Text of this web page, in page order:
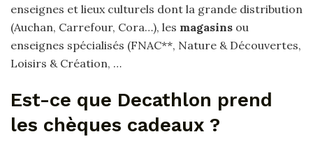
enseignes et lieux culturels dont la grande distribution
(Auchan, Carrefour, Cora…), les magasins ou
enseignes spécialisés (FNAC**, Nature & Découvertes,
Loisirs & Création, …
Est-ce que Decathlon prend
les chèques cadeaux ?